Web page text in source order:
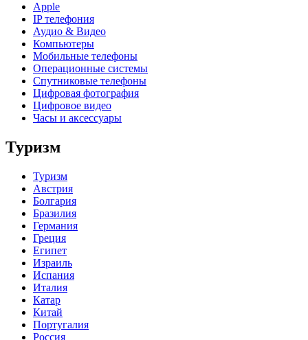
Apple
IP телефония
Аудио & Видео
Компьютеры
Мобильные телефоны
Операционные системы
Спутниковые телефоны
Цифровая фотография
Цифровое видео
Часы и аксессуары
Туризм
Туризм
Австрия
Болгария
Бразилия
Германия
Греция
Египет
Израиль
Испания
Италия
Катар
Китай
Португалия
Россия